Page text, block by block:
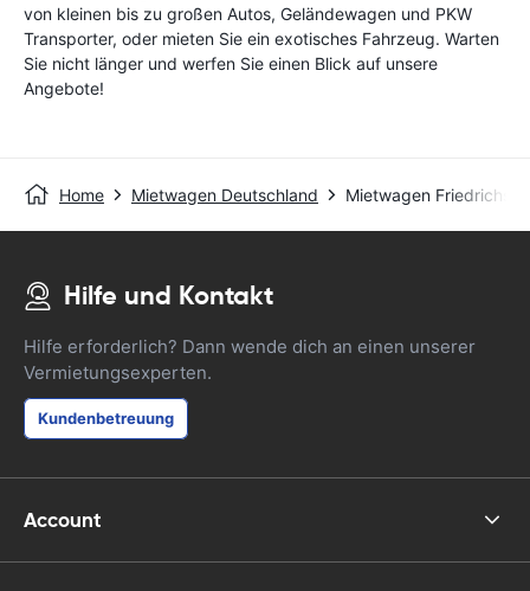
von kleinen bis zu großen Autos, Geländewagen und PKW
Transporter, oder mieten Sie ein exotisches Fahrzeug. Warten
Sie nicht länger und werfen Sie einen Blick auf unsere
Angebote!
Home Mietwagen Deutschland Mietwagen
Hilfe und Kontakt
Hilfe erforderlich? Dann wende dich an einen unserer
Vermietungsexperten.
Kundenbetreuung
Account